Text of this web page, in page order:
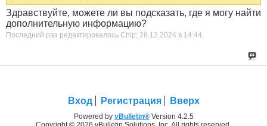
Здравствуйте, можете ли вы подсказать, где я могу найти
дополнительную информацию?
Последний раз редактировалось Chip; 28.12.2024 в 14:44.
Вход Регистрация Вверх
Powered by vBulletin®Version 4.2.5